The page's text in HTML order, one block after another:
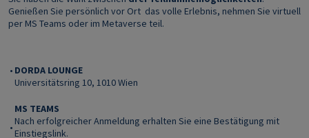
Genießen Sie persönlich vor Ort das volle Erlebnis, nehmen Sie virtuell
per MS Teams oder im Metaverse teil.
• DORDA LOUNGE
Universitätsring 10, 1010 Wien
•
MS TEAMS
Nach erfolgreicher Anmeldung erhalten Sie eine Bestätigung mit
Einstiegslink.